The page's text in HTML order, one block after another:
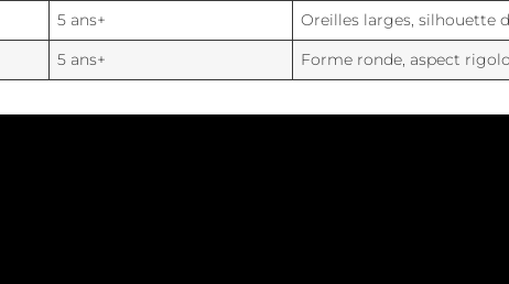
5 ans+
Oreilles larges, silhouette
5 ans+ Forme ronde, aspect rigolo